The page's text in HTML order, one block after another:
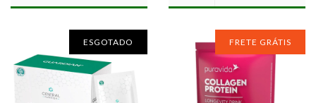
ESGOTADO FRETE GRÁTIS